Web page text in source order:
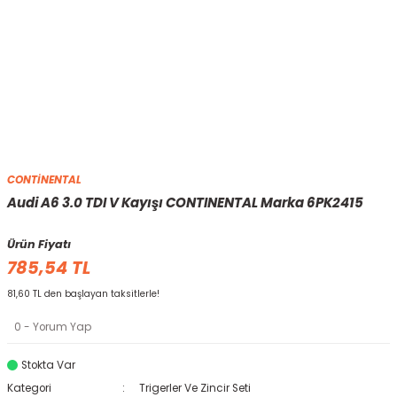
CONTİNENTAL
Audi A6 3.0 TDI V Kayışı CONTINENTAL Marka 6PK2415
Ürün Fiyatı
785,54 TL
81,60 TL den başlayan taksitlerle!
0 - Yorum Yap
Stokta Var
Kategori
Trigerler Ve Zincir Seti